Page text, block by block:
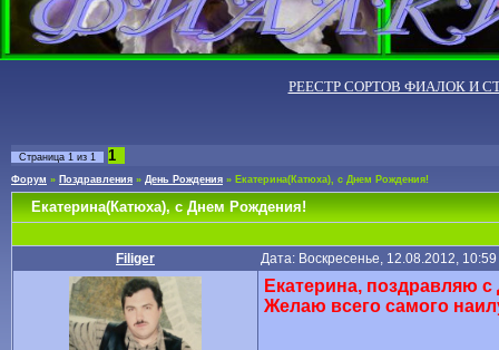
РЕЕСТР СОРТОВ ФИАЛОК И
Страница 1 из 1 1
Форум » Поздравления » День Рождения » Екатерина(Катюха), с Днем Рождения!
Екатерина(Катюха), с Днем Рождения!
Filiger Дата: Воскресенье, 12.08.2012,
Екатерина, поздравляю
Желаю всего самого